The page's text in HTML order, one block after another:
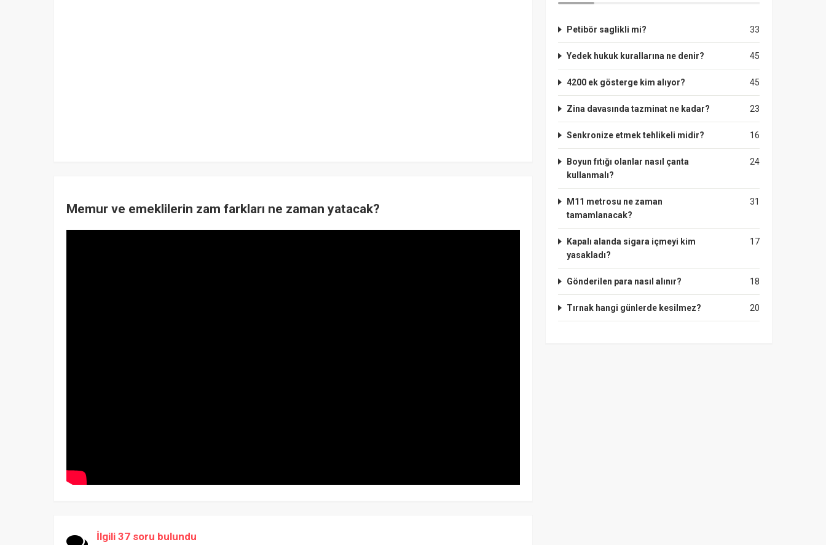
Memur ve emeklilerin zam farkları ne zaman yatacak?
İlgili 37 soru bulundu
33
Petibör saglikli mi?
45
Yedek hukuk kurallarına ne denir?
45
4200 ek gösterge kim alıyor?
23
Zina davasında tazminat ne kadar?
16
Senkronize etmek tehlikeli midir?
24
Boyun fıtığı olanlar nasıl çanta
kullanmalı?
31
M11 metrosu ne zaman
tamamlanacak?
17
Kapalı alanda sigara içmeyi kim
yasakladı?
18
Gönderilen para nasıl alınır?
20
Tırnak hangi günlerde kesilmez?